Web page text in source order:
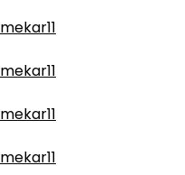
mekar11
mekar11
mekar11
mekar11